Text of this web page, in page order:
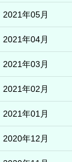
2021年05月
2021年04月
2021年03月
2021年02月
2021年01月
2020年12月